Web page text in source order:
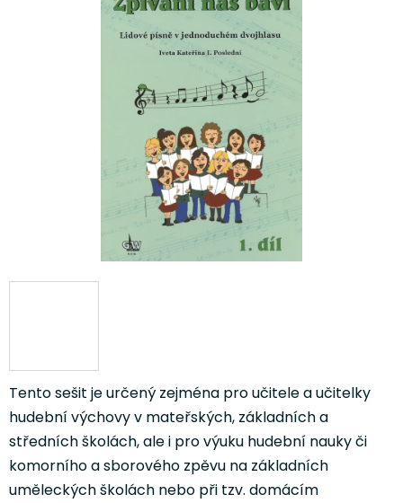
Tento sešit je určený zejména pro učitele a učitelky
hudební výchovy v mateřských, základních a
středních školách, ale i pro výuku hudební nauky či
komorního a sborového zpěvu na základních
uměleckých školách nebo při tzv. domácím